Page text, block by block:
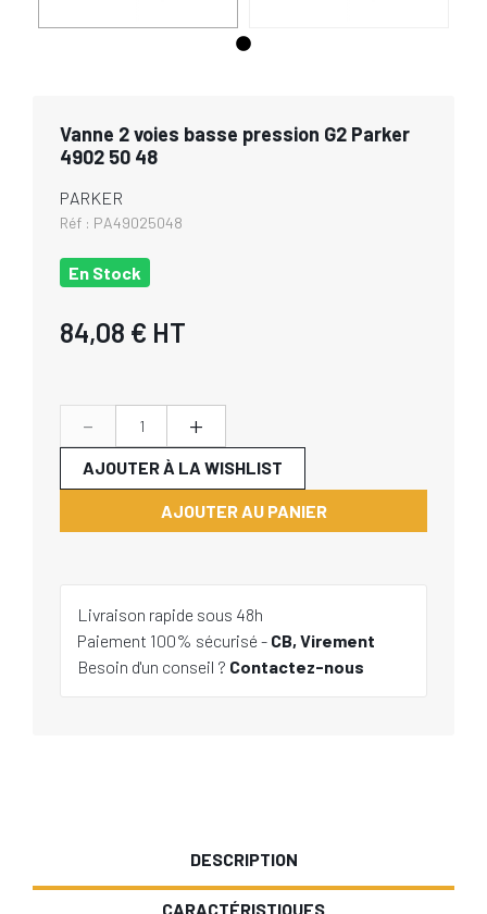
Vanne 2 voies basse pression G2 Parker
4902 50 48
PARKER
Réf : PA49025048
En Stock
84,08 € HT
- +
AJOUTER AU PANIER
AJOUTER À LA WISHLIST
Livraison rapide sous 48h
Paiement 100% sécurisé - CB, Virement
Besoin d'un conseil ? Contactez-nous
DESCRIPTION
CARACTÉRISTIQUES